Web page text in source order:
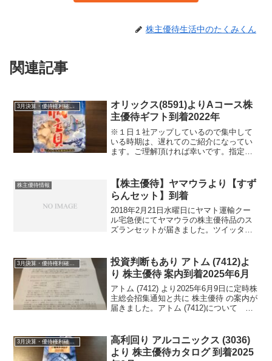
株主優待生活中のたくみくん
関連記事
3月決算・優待権利確定銘柄
オリックス(8591)よりAコース株
主優待ギフト到着2022年
※１日１社アップしているので集中して
いる時期は、遅れてのご紹介になってい
ます。ご理解頂ければ幸いです。指定日
リックス(8591)について 銘柄紹介まず
銘柄について...
株主優待情報
【株主優待】ヤマウラより【すず
らんセット】到着
2018年2月21日水曜日にヤマト運輸クー
ル宅急便にてヤマウラの株主優待品のス
ズランセットが届きました。ツイッター
ありますからね。遅い発送なり、首を長
くして待っていまし...
投資判断もあり アトム (7412)よ
り 株主優待 案内到着2025年6月
アトム (7412) より2025年6月9日に定時株
主総会招集通知と共に 株主優待 の案内が
届きました。アトム (7412)について 銘
回転ずし中心の外食中堅の...
3月決算・優待権利確定銘柄
高利回り アルコニックス (3036)
より 株主優待カタログ 到着2025